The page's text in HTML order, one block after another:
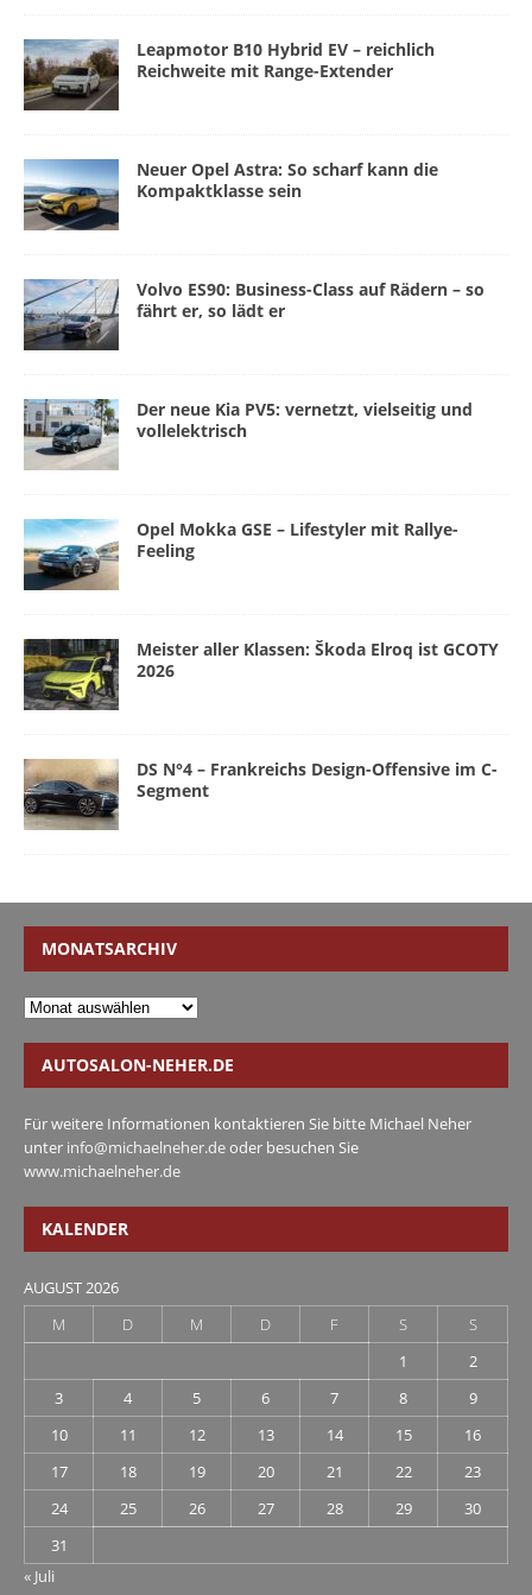
Leapmotor B10 Hybrid EV – reichlich
Reichweite mit Range-Extender
Neuer Opel Astra: So scharf kann die
Kompaktklasse sein
Volvo ES90: Business-Class auf Rädern – so
fährt er, so lädt er
Der neue Kia PV5: vernetzt, vielseitig und
vollelektrisch
Opel Mokka GSE – Lifestyler mit Rallye-
Feeling
Meister aller Klassen: Škoda Elroq ist GCOTY
2026
DS N°4 – Frankreichs Design-Offensive im C-
Segment
MONATSARCHIV
AUTOSALON-NEHER.DE
Für weitere Informationen kontaktieren Sie bitte Michael Neher
unter info@michaelneher.deoder besuchen Sie
www.michaelneher.de
KALENDER
AUGUST 2026
M
D M D F S
S
1
2
3
4 5 6 7 8
9
10
11 12 13 14 15
16
17
18 19 20 21 22
23
24
25 26 27 28 29
30
31
« Juli